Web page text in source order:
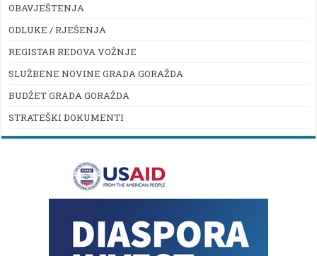
OBAVJEŠTENJA
ODLUKE / RJEŠENJA
REGISTAR REDOVA VOŽNJE
SLUŽBENE NOVINE GRADA GORAŽDA
BUDŽET GRADA GORAŽDA
STRATEŠKI DOKUMENTI